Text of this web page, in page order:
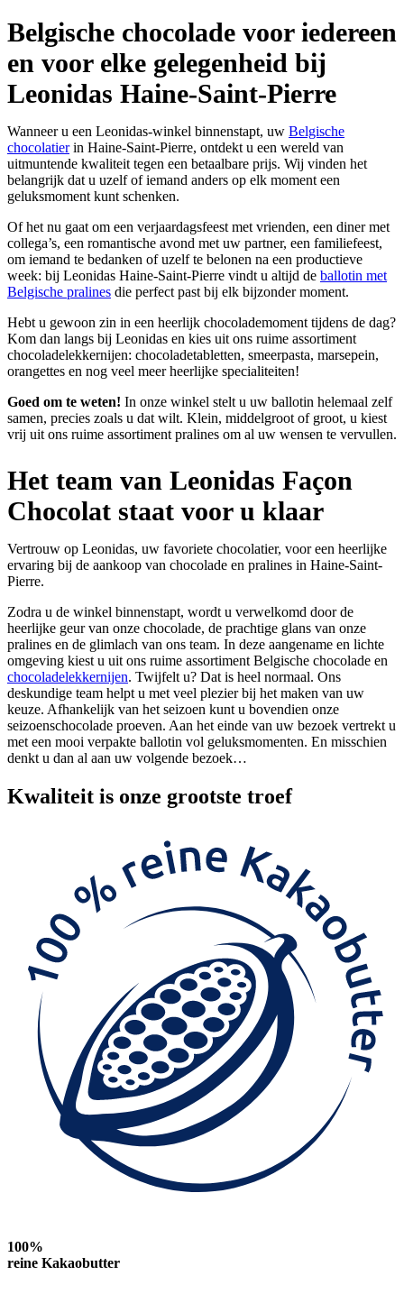
Belgische chocolade voor iedereen
en voor elke gelegenheid bij
Leonidas Haine-Saint-Pierre
Wanneer u een Leonidas-winkel binnenstapt, uw Belgische
chocolatierin Haine-Saint-Pierre, ontdekt u een wereld van
uitmuntende kwaliteit tegen een betaalbare prijs. Wij vinden het
belangrijk dat u uzelf of iemand anders op elk moment een
geluksmoment kunt schenken.
Of het nu gaat om een verjaardagsfeest met vrienden, een diner met
collega’s, een romantische avond met uw partner, een familiefeest,
om iemand te bedanken of uzelf te belonen na een productieve
week: bij Leonidas Haine-Saint-Pierre vindt u altijd de ballotin met
Belgische pralines die perfect past bij elk bijzonder moment.
Hebt u gewoon zin in een heerlijk chocolademoment tijdens de dag?
Kom dan langs bij Leonidas en kies uit ons ruime assortiment
chocoladelekkernijen: chocoladetabletten, smeerpasta, marsepein,
orangettes en nog veel meer heerlijke specialiteiten!
Goed om te weten! In onze winkel stelt u uw ballotin helemaal zelf
samen, precies zoals u dat wilt. Klein, middelgroot of groot, u kiest
vrij uit ons ruime assortiment pralines om al uw wensen te vervullen.
Het team van Leonidas Façon
Chocolat staat voor u klaar
Vertrouw op Leonidas, uw favoriete chocolatier, voor een heerlijke
ervaring bij de aankoop van chocolade en pralines in Haine-Saint-
Pierre.
Zodra u de winkel binnenstapt, wordt u verwelkomd door de
heerlijke geur van onze chocolade, de prachtige glans van onze
pralines en de glimlach van ons team. In deze aangename en lichte
omgeving kiest u uit ons ruime assortiment Belgische chocolade en
chocoladelekkernijen. Twijfelt u? Dat is heel normaal. Ons
deskundige team helpt u met veel plezier bij het maken van uw
keuze. Afhankelijk van het seizoen kunt u bovendien onze
seizoenschocolade proeven. Aan het einde van uw bezoek vertrekt u
met een mooi verpakte ballotin vol geluksmomenten. En misschien
denkt u dan al aan uw volgende bezoek…
Kwaliteit is onze grootste troef
100%
reine Kakaobutter